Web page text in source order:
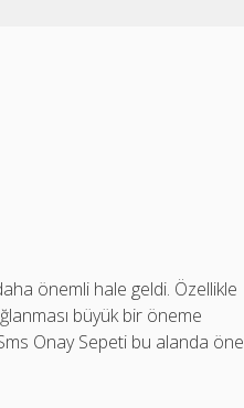
önemli hale geldi. Özellikle
büyük bir öneme
Onay Sepeti bu alanda öne